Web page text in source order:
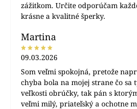
zážitkom. Určite odporúčam
krásne a kvalitné šperky.
Martina
09.03.2026
Som veľmi spokojná, pretože
chyba bola na mojej strane čo sa
veľkosti obrúčky, tak pán s
veľmi milý, priateľský a ochotne